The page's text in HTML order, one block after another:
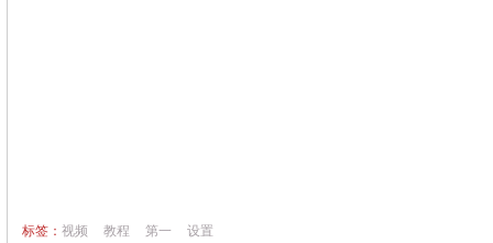
标签： 视频 教程 第一 设置